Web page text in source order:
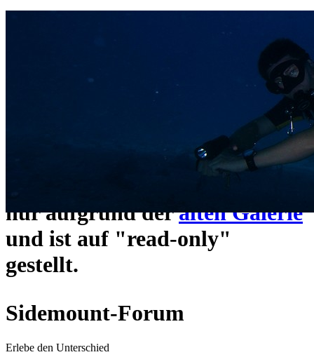
Das Sidemount-Forum ist auf
umgezogen und wie gewohnt
https://www.sidemount-
erreichbar.
nur aufgrund deralten Galerie
und ist auf "read-only"
gestellt.
Sidemount-Forum
Erlebe den Unterschied